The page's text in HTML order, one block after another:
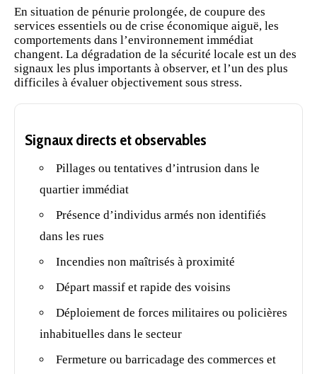
En situation de pénurie prolongée, de coupure des
services essentiels ou de crise économique aiguë, les
comportements dans l’environnement immédiat
changent. La dégradation de la sécurité locale est un des
signaux les plus importants à observer, et l’un des plus
difficiles à évaluer objectivement sous stress.
Signaux directs et observables
Pillages ou tentatives d’intrusion dans le
quartier immédiat
Présence d’individus armés non identifiés
dans les rues
Incendies non maîtrisés à proximité
Départ massif et rapide des voisins
Déploiement de forces militaires ou policières
inhabituelles dans le secteur
Fermeture ou barricadage des commerces et